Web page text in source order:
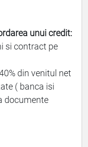
unui credit:
si contract pe
din venitul net
( banca isi
documente